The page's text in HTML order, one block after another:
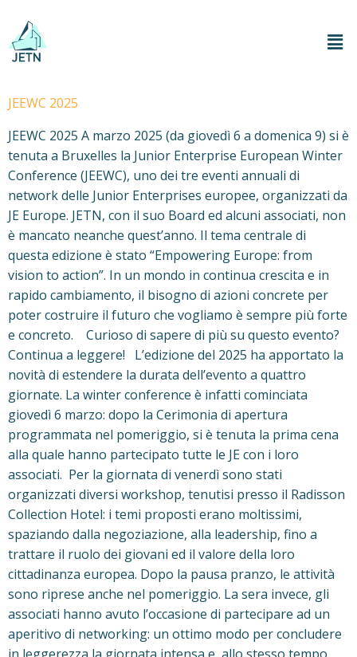
JEEWC 2025
JEEWC 2025 A marzo 2025 (da giovedì 6 a domenica 9) si è
tenuta a Bruxelles la Junior Enterprise European Winter
Conference (JEEWC), uno dei tre eventi annuali di
network delle Junior Enterprises europee, organizzati da
JE Europe. JETN, con il suo Board ed alcuni associati, non
è mancato neanche quest’anno. Il tema centrale di
questa edizione è stato “Empowering Europe: from
vision to action”. In un mondo in continua crescita e in
rapido cambiamento, il bisogno di azioni concrete per
poter costruire il futuro che vogliamo è sempre più forte
e concreto. Curioso di sapere di più su questo evento?
Continua a leggere! L’edizione del 2025 ha apportato la
novità di estendere la durata dell’evento a quattro
giornate. La winter conference è infatti cominciata
giovedì 6 marzo: dopo la Cerimonia di apertura
programmata nel pomeriggio, si è tenuta la prima cena
alla quale hanno partecipato tutte le JE con i loro
associati. Per la giornata di venerdì sono stati
organizzati diversi workshop, tenutisi presso il Radisson
Collection Hotel: i temi proposti erano moltissimi,
spaziando dalla negoziazione, alla leadership, fino a
trattare il ruolo dei giovani ed il valore della loro
cittadinanza europea. Dopo la pausa pranzo, le attività
sono riprese anche nel pomeriggio. La sera invece, gli
associati hanno avuto l’occasione di partecipare ad un
aperitivo di networking: un ottimo modo per concludere